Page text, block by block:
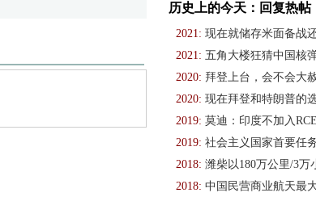
历史上的今天：回复热帖
2021: 现在就储存米面备战
2021: 五角大楼狂猜中国核
2020: 拜登上台，会不会大
2020: 现在拜登和特朗普的
2019: 莫迪：印度不加入
2019: 社会主义国家首要任
2018: 潍柴以180万公里/3万
2018: 中国民营商业航天最